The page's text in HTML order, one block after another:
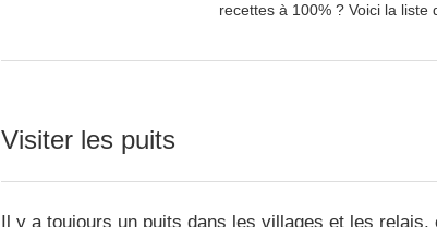
recettes à 100% ? Voici la liste
Visiter les puits
Il y a toujours un puits dans les villages et les relais,